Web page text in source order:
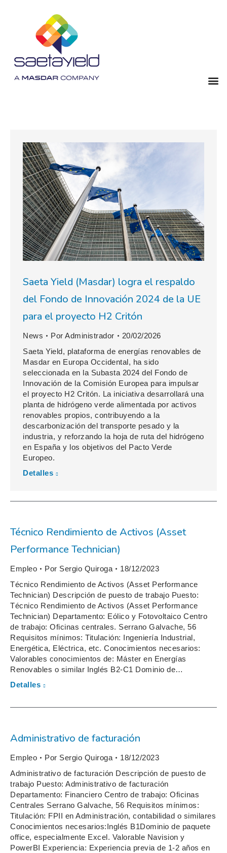
Saeta Yield (Masdar) logra el respaldo
del Fondo de Innovación 2024 de la UE
para el proyecto H2 Critón
News Por Administrador
20/02/2026
Saeta Yield, plataforma de energías renovables de
Masdar en Europa Occidental, ha sido
seleccionada en la Subasta 2024 del Fondo de
Innovación de la Comisión Europea para impulsar
el proyecto H2 Critón. La iniciativa desarrollará una
planta de hidrógeno verde alimentada por activos
renovables propios, contribuyendo a la
descarbonización del transporte pesado y la
industria, y reforzando la hoja de ruta del hidrógeno
en España y los objetivos del Pacto Verde
Europeo.
Detalles
Técnico Rendimiento de Activos (Asset
Performance Technician)
Empleo Por Sergio Quiroga
18/12/2023
Técnico Rendimiento de Activos (Asset Performance
Technician) Descripción de puesto de trabajo Puesto:
Técnico Rendimiento de Activos (Asset Performance
Technician) Departamento: Eólico y Fotovoltaico Centro
de trabajo: Oficinas centrales. Serrano Galvache, 56
Requisitos mínimos: Titulación: Ingeniería Industrial,
Energética, Eléctrica, etc. Conocimientos necesarios:
Valorables conocimientos de: Máster en Energías
Renovables o similar Inglés B2-C1 Dominio de…
Detalles
Administrativo de facturación
Empleo Por Sergio Quiroga
18/12/2023
Administrativo de facturación Descripción de puesto de
trabajo Puesto: Administrativo de facturación
Departamento: Financiero Centro de trabajo: Oficinas
Centrales Serrano Galvache, 56 Requisitos mínimos:
Titulación: FPII en Administración, contabilidad o similares
Conocimientos necesarios:Inglés B1Dominio de paquete
office, especialmente Excel. Valorable Navision y
PowerBI Experiencia: Experiencia previa de 1-2 años en